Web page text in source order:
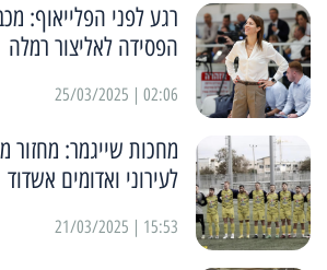
רגע לפני הפלייאוף:
הפסידה לאליצור רמלה
02:06 | 25/03/2025
מחכות שייגמר: מחזור
לעירוני ואדומים אשדוד
15:53 | 21/03/2025